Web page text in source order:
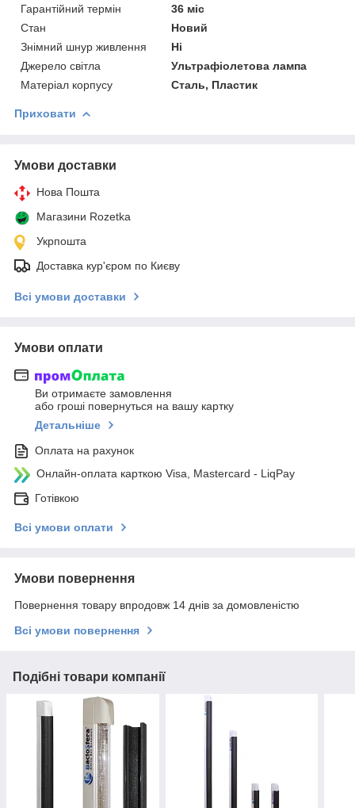
Гарантійний термін
36 міс
Стан
Новий
Знімний шнур живлення
Ні
Джерело світла
Ультрафіолетова лампа
Матеріал корпусу
Сталь, Пластик
Приховати
Умови доставки
Нова Пошта
Магазини Rozetka
Укрпошта
Доставка кур'єром по Києву
Всі умови доставки
Умови оплати
Ви отримаєте замовлення
або гроші повернуться на вашу картку
Детальніше
Оплата на рахунок
Онлайн-оплата карткою Visa, Mastercard - LiqPay
Готівкою
Всі умови оплати
Умови повернення
Повернення товару впродовж 14 днів за домовленістю
Всі умови повернення
Подібні товари компанії